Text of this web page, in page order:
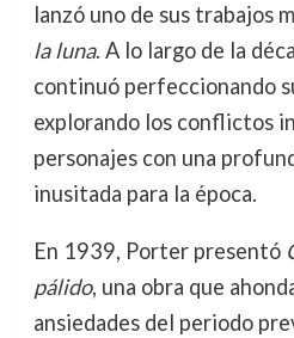
lanzó uno de sus trabajos
la luna. A lo largo de la
continuó perfeccionando
explorando los conflictos
personajes con una
inusitada para la época.
En 1939, Porter presentó
pálido, una obra que
ansiedades del periodo